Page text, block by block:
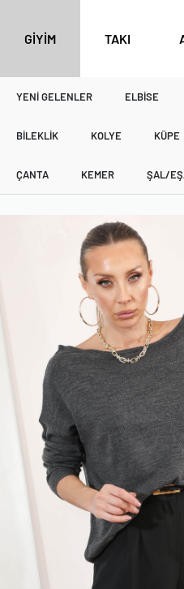
GİYİM TAKI
YENI GELENLER ELBISE
BILEKLIK KOLYE KÜPE
ÇANTA KEMER ŞAL/